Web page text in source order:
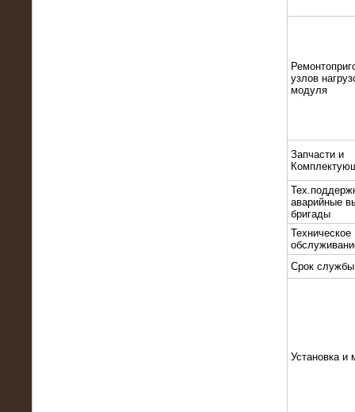
узлов
модуля
Запчасти и
аварийные
бригады
Техническое
Срок службы
Установка и